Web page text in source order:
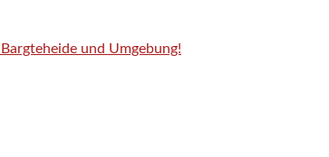
und Umgebung!